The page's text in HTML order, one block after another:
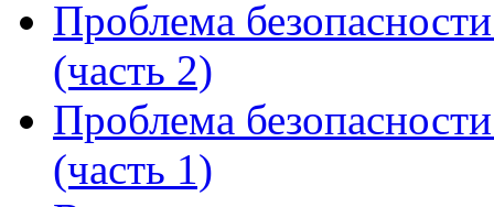
Проблема
(часть 2)
Проблема
(часть 1)